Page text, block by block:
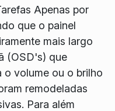
Apenas por
que o painel
mais largo
(OSD's) que
o volume ou o brilho
remodeladas
Para além